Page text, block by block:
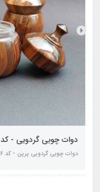
دوات چوبی گردویی - کد 106
دوات چوبی گردویی پرپن - کد 106